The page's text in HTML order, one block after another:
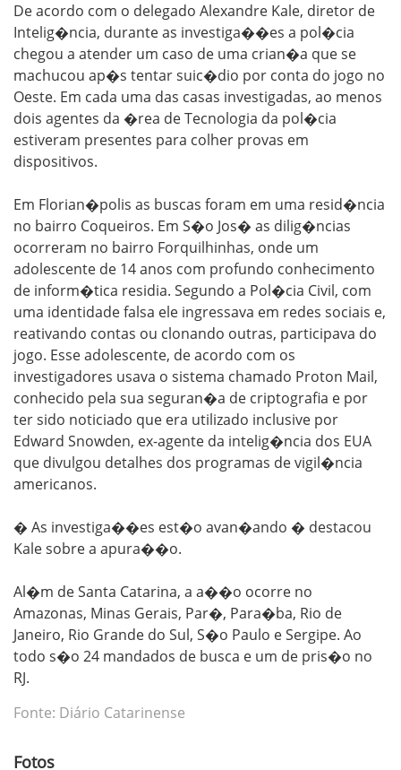
De acordo com o delegado Alexandre Kale, diretor de
Intelig�ncia, durante as investiga��es a pol�cia
chegou a atender um caso de uma crian�a que se
machucou ap�s tentar suic�dio por conta do jogo no
Oeste. Em cada uma das casas investigadas, ao menos
dois agentes da �rea de Tecnologia da pol�cia
estiveram presentes para colher provas em
dispositivos.
Em Florian�polis as buscas foram em uma resid�ncia
no bairro Coqueiros. Em S�o Jos� as dilig�ncias
ocorreram no bairro Forquilhinhas, onde um
adolescente de 14 anos com profundo conhecimento
de inform�tica residia. Segundo a Pol�cia Civil, com
uma identidade falsa ele ingressava em redes sociais e,
reativando contas ou clonando outras, participava do
jogo. Esse adolescente, de acordo com os
investigadores usava o sistema chamado Proton Mail,
conhecido pela sua seguran�a de criptografia e por
ter sido noticiado que era utilizado inclusive por
Edward Snowden, ex-agente da intelig�ncia dos EUA
que divulgou detalhes dos programas de vigil�ncia
americanos.
� As investiga��es est�o avan�ando � destacou
Kale sobre a apura��o.
Al�m de Santa Catarina, a a��o ocorre no
Amazonas, Minas Gerais, Par�, Para�ba, Rio de
Janeiro, Rio Grande do Sul, S�o Paulo e Sergipe. Ao
todo s�o 24 mandados de busca e um de pris�o no
RJ.
Fonte: Diário Catarinense
Fotos